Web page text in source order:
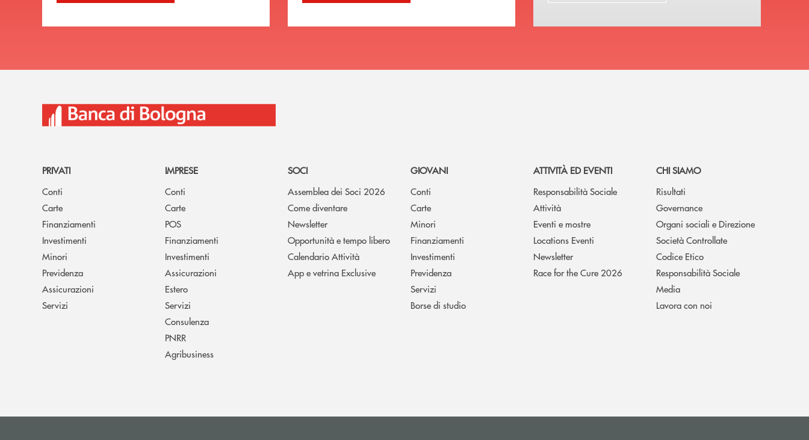
PRIVATI
Conti
Carte
Finanziamenti
Investimenti
Minori
Previdenza
Assicurazioni
Servizi
IMPRESE
Conti
Carte
POS
Finanziamenti
Investimenti
Assicurazioni
Estero
Servizi
Consulenza
PNRR
Agribusiness
SOCI
Assemblea dei Soci 2026
Come diventare
Newsletter
Opportunità e tempo libero
Calendario Attività
App e vetrina Exclusive
GIOVANI
Conti
Carte
Minori
Finanziamenti
Investimenti
Previdenza
Servizi
Borse di studio
ATTIVITÀ ED EVENTI
Responsabilità Sociale
Attività
Eventi e mostre
Locations Eventi
Newsletter
Race for the Cure 2026
CHI SIAMO
Risultati
Governance
Organi sociali e Direzione
Società Controllate
Codice Etico
Responsabilità Sociale
Media
Lavora con noi